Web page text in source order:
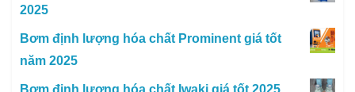
2025
Bơm định lượng hóa chất Prominent giá tốt
năm 2025